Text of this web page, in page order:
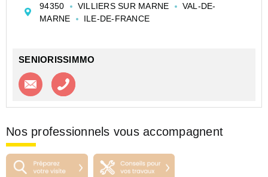
ETUDIANTE DE TYPE STUDIO DE 18 M² À VILLIERS-
SUR-MARNE - LOGIFAC - VILLIERS SUR MARNE -
94350 VILLIERS SUR MARNE
VAL-DE-
MARNE
ILE-DE-FRANCE
SENIORISSIMMO
Contacter l'agence
Nos professionnels vous accompagnent